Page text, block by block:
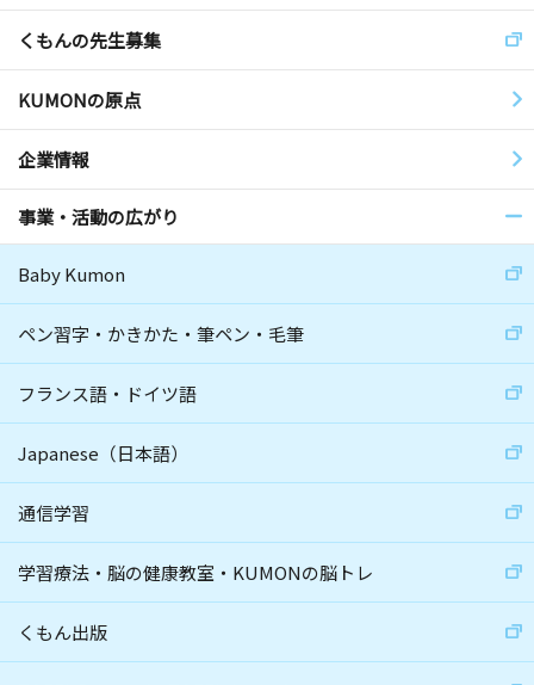
くもんの先生募集
KUMONの原点
企業情報
事業・活動の広がり
Baby Kumon
ペン習字・かきかた・筆ペン・毛筆
フランス語・ドイツ語
Japanese（日本語）
通信学習
学習療法・脳の健康教室・KUMONの脳トレ
くもん出版